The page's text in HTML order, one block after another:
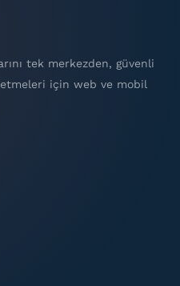
tek merkezden, güvenli
için web ve mobil